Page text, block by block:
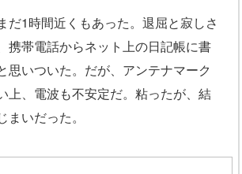
だ1時間近くもあった。退屈と寂しさ
携帯電話からネット上の日記帳に書
思いついた。だが、アンテナマーク
上、電波も不安定だ。粘ったが、結
いだった。